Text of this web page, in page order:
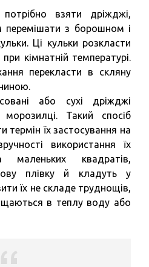
взяти дріжджі,
перемішати з борошном і
Ці кульки розкласти
кімнатній температурі.
перекласти в скляну
або сухі дріжджі
Такий спосіб
їх застосування на
використання їх
квадратів,
плівку й кладуть у
їх не складе труднощів,
в теплу воду або